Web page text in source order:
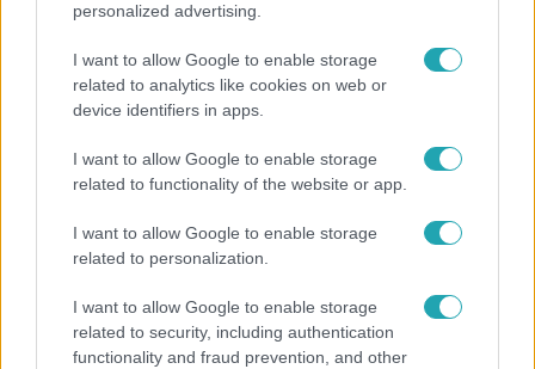
personalized advertising.
I want to allow Google to enable storage
related to analytics like cookies on web or
device identifiers in apps.
I want to allow Google to enable storage
related to functionality of the website or app.
I want to allow Google to enable storage
related to personalization.
I want to allow Google to enable storage
related to security, including authentication
functionality and fraud prevention, and other
Átvonul a hidegfront az országon – így alakul a
hőmérséklet a hét második felében